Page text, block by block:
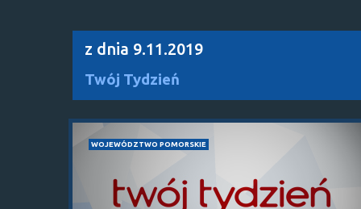
z dnia 9.11.2019
Twój Tydzień
WOJEWÓDZTWO POMORSKIE